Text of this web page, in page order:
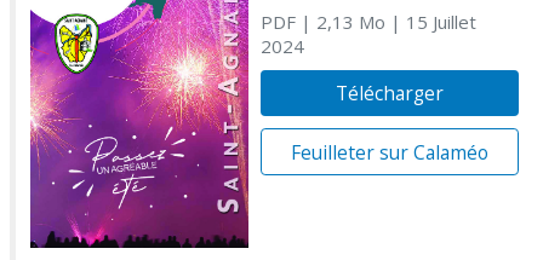
PDF| 2,13 Mo | 15 Juillet
2024
Télécharger
Feuilleter sur Calaméo